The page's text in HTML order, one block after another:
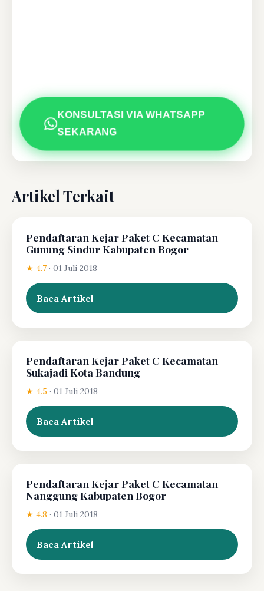
KONSULTASI VIA WHATSAPP
SEKARANG
Artikel Terkait
Pendaftaran Kejar Paket C Kecamatan
Gunung Sindur Kabupaten Bogor
★ 4.7 · 01 Juli 2018
Baca Artikel
Pendaftaran Kejar Paket C Kecamatan
Sukajadi Kota Bandung
★ 4.5 · 01 Juli 2018
Baca Artikel
Pendaftaran Kejar Paket C Kecamatan
Nanggung Kabupaten Bogor
★ 4.8 · 01 Juli 2018
Baca Artikel